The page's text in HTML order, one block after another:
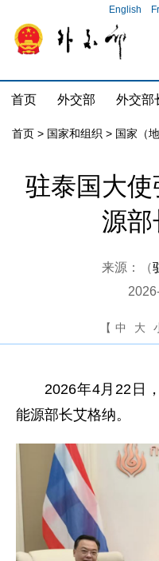
English
首页 外交部 外交部
首页 > 国家和组织 > 国家（地
驻泰国大
源部
来源：（
【 中 大
2026年4月22日
能源部长艾格纳。